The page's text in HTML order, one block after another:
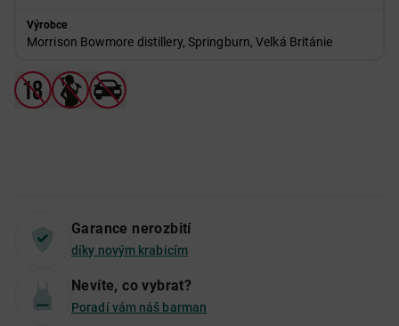
Výrobce
Morrison Bowmore distillery, Springburn, Velká Británie
Garance nerozbití
díky novým krabicím
Nevíte, co vybrat?
Poradí vám náš barman